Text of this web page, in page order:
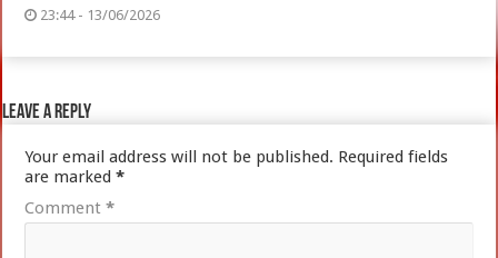
23:44 - 13/06/2026
Leave a Reply
Your email address will not be published. Required fields
are marked*
Comment*